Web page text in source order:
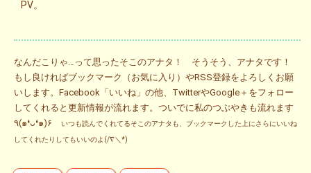
PV。
なんだこりゃ…って思ったそこのアナタ！ そうそう、アナタです！
もし良ければブックマーク（お気に入り）やRSS登録をよろしくお願
いします。Facebook「いいね」の他、TwitterやGoogle＋をフォロー
してくれると更新情報が流れます。ついでに私のつぶやきも流れます
٩(๑❛ᴗ❛๑)۶
いつも読んでくれてるそこのアナタも、ブックマークした上にさらにいいね
してくれたりしてもいいのよ(/∇＼*)